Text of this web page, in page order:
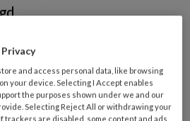
and access personal data, like browsing
your device. Selecting I Accept enables
the purposes shown under we and our
Selecting Reject All or withdrawing your
trackers are disabled, some content and ads